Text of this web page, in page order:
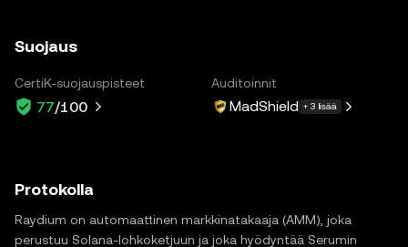
Suojaus
CertiK-suojauspisteet
77/100
Auditoinnit
MadShield + 3 lisää
Protokolla
Raydium on automaattinen markkinatakaaja (AMM), joka
perustuu Solana-lohkoketjuun ja joka hyödyntää Serumin